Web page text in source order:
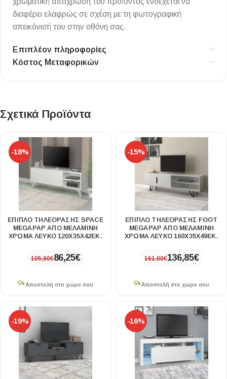
διαφέρει ελαφρώς σε σχέση με τη φωτογραφική
απεικόνισή του στην οθόνη σας.
Επιπλέον πληροφορίες
Κόστος Μεταφορικών
Σχετικά Προϊόντα
-18%
ΈΠΙΠΛΟ ΤΗΛΕΌΡΑΣΗΣ SPACE
MEGAPAP ΑΠΌ ΜΕΛΑΜΊΝΗ
ΧΡΏΜΑ ΛΕΥΚΌ 120X35X42ΕΚ.
105,80€86,25€
Αποστολή στο χώρο σου
-15%
ΈΠΙΠΛΟ ΤΗΛΕΌΡΑΣΗΣ FOOT
MEGAPAP ΑΠΌ ΜΕΛΑΜΊΝΗ
ΧΡΏΜΑ ΛΕΥΚΌ 160X35X49ΕΚ.
161,00€136,85€
Αποστολή στο χώρο σου
-19% -16%